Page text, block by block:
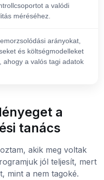
a valódi
méréséhez.
arányokat,
és költségmodelleket
ahogy a valós tagi adatok
a
tanács
akik meg voltak
jól teljesít, mert
mint a nem tagoké.